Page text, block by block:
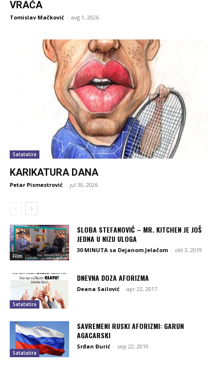
VRAĆA
Tomislav Mačković - avg 1, 2026
Satatatira
KARIKATURA DANA
Petar Pismestrović - jul 30, 2026
Film
SLOBA STEFANOVIĆ – MR. KITCHEN JE JOŠ
JEDNA U NIZU ULOGA
30 MINUTA sa Dejanom Jelačom - okt 3, 2019
Satatatira
DNEVNA DOZA AFORIZMA
Deana Sailović - apr 22, 2017
Satatatira
SAVREMENI RUSKI AFORIZMI: GARUN
AGACARSKI
Srđan Đurić - sep 22, 2019